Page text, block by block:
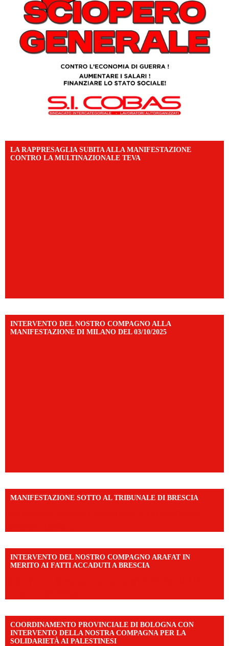
LA RAPPRESAGLIA SUBITA ALLA MANIFESTAZIONE
CONTRO LA MULTINAZIONALE TEVA
INTERVENTO DEL NOSTRO COMPAGNO ALLA
MANIFESTAZIONE DI MILANO DEL 03/10/2025
MANIFESTAZIONE SOTTO AL TRIBUNALE DI BRESCIA
INTERVENTO DEL NOSTRO COMPAGNO ARAFAT IN
MERITO AI FATTI ACCADUTI A BRESCIA
COORDINAMENTO PROVINCIALE DI BOLOGNA CON
INTERVENTO DELLA NOSTRA COMPAGNA PER LA
SOLIDARIETÀ AI PALESTINESI